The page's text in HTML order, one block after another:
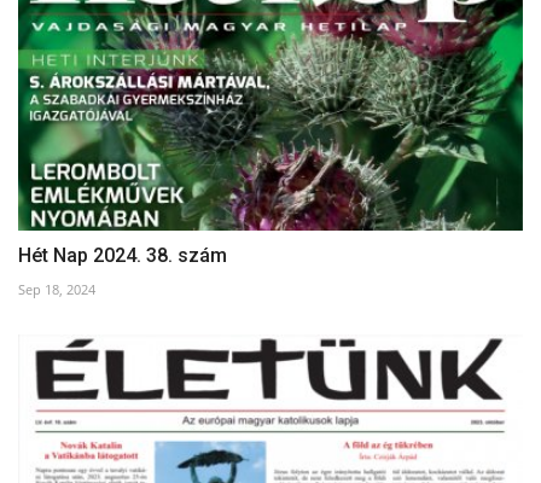
Hét Nap 2024. 38. szám
Sep 18, 2024